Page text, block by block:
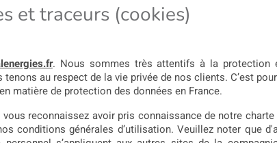
et traceurs (cookies)
. Nous sommes très attentifs à la protection
au respect de la vie privée de nos clients. C’est
matière de protection des données en France.
reconnaissez avoir pris connaissance de notre
conditions générales d’utilisation. Veuillez noter que